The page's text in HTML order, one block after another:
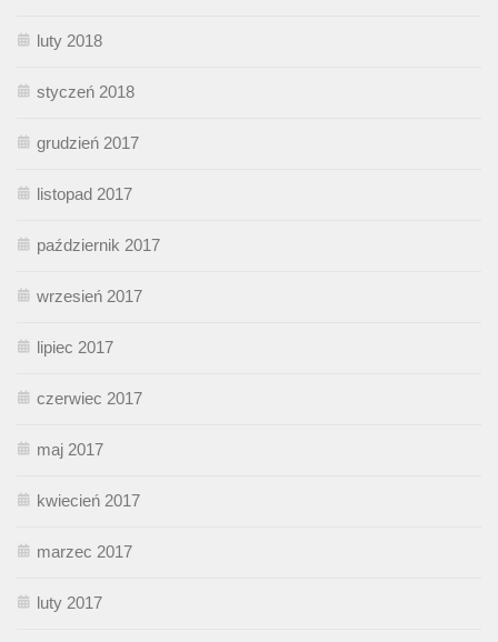
luty 2018
styczeń 2018
grudzień 2017
listopad 2017
październik 2017
wrzesień 2017
lipiec 2017
czerwiec 2017
maj 2017
kwiecień 2017
marzec 2017
luty 2017